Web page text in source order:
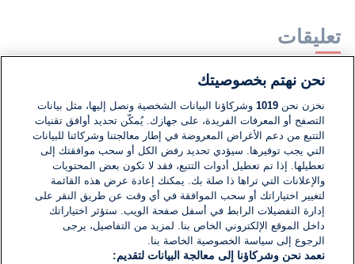
تعليقات
لا توجد تعليقات مكتوبة حتى الآن. كن الأول!
اكتب تعليقًا جديدًا ...
نحن نهتم بخصوصيتك
نخزن نحن1019 وشركاؤنا البيانات الشخصية ونصل إليها، مثل بيانات
التصفح أو المعرفات الفريدة، على جهازك. يُمكّن تحديد أوافق تقنيات
التتبع من دعم الأغراض المعروضة في إطار معالجتنا وشركائنا للبيانات
التي يجب توفيرها. سيؤدي تحديد رفض الكل أو سحب موافقتك إلى
تعطيلها. إذا تم تعطيل أدوات التتبع، فقد لا تكون بعض المحتويات
والإعلانات التي تراها ذا صلة بك. يمكنك إعادة عرض هذه القائمة
لتغيير اختياراتك أو سحب الموافقة في أي وقت عن طريق النقر على
إدارة التفضيلات الرابط في أسفل صفحة الويب. ستؤثر اختياراتك
داخل الموقع الإلكتروني الخاص بنا. لمزيد من التفاصيل، يرجى
الرجوع إلى سياسة الخصوصية الخاصة بنا.
نعمد نحن وشركاؤنا إلى معالجة البيانات لتقديم: